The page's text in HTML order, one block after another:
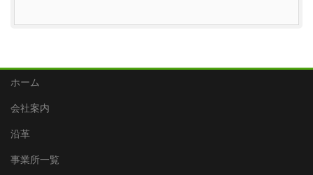
ホーム
会社案内
沿革
事業所一覧